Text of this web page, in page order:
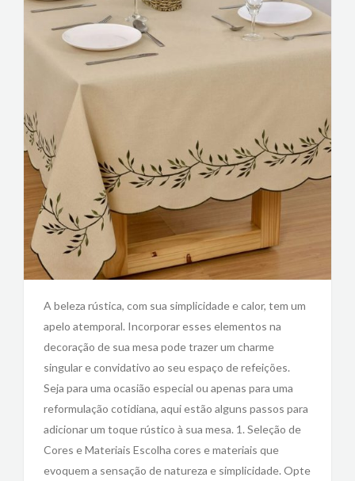
A beleza rústica, com sua simplicidade e calor, tem um
apelo atemporal. Incorporar esses elementos na
decoração de sua mesa pode trazer um charme
singular e convidativo ao seu espaço de refeições.
Seja para uma ocasião especial ou apenas para uma
reformulação cotidiana, aqui estão alguns passos para
adicionar um toque rústico à sua mesa. 1. Seleção de
Cores e Materiais Escolha cores e materiais que
evoquem a sensação de natureza e simplicidade. Opte